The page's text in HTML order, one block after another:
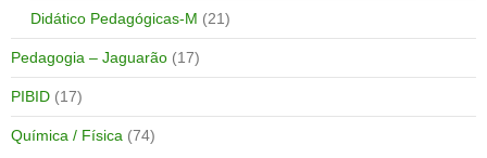
Didático Pedagógicas-M (21)
Pedagogia – Jaguarão (17)
PIBID (17)
Química / Física (74)